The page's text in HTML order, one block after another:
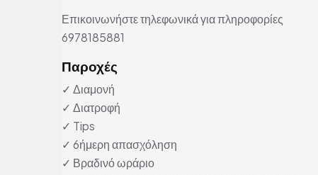
Επικοινωνήστε τηλεφωνικά για πληροφορίες
6978185881
Παροχές
✓ Διαμονή
✓ Διατροφή
✓ Tips
✓ 6ήμερη απασχόληση
✓ Βραδινό ωράριο